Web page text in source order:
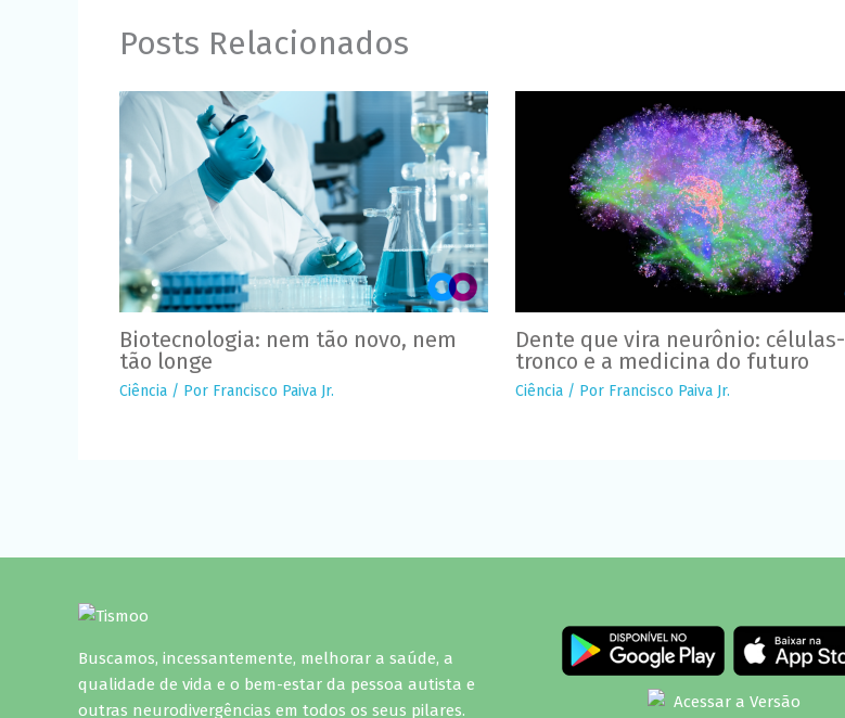
Posts Relacionados
Biotecnologia: nem tão novo, nem
tão longe
Ciência/ Por Francisco Paiva Jr.
Dente que vira neurônio: células-
tronco e a medicina do futuro
Ciência/ Por Francisco Paiva Jr.
Buscamos, incessantemente, melhorar a saúde, a
qualidade de vida e o bem-estar da pessoa autista e
outras neurodivergências em todos os seus pilares.